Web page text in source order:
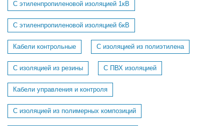
С этиленпропиленовой изоляцией 1кВ
С этиленпропиленовой изоляцией 6кВ
Кабели контрольные С изоляцией из полиэтилена
С изоляцией из резины С ПВХ изоляцией
Кабели управления и контроля
С изоляцией из полимерных композиций